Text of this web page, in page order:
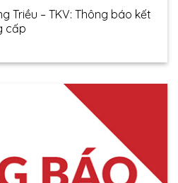
Triều – TKV: Thông báo kết
cấp